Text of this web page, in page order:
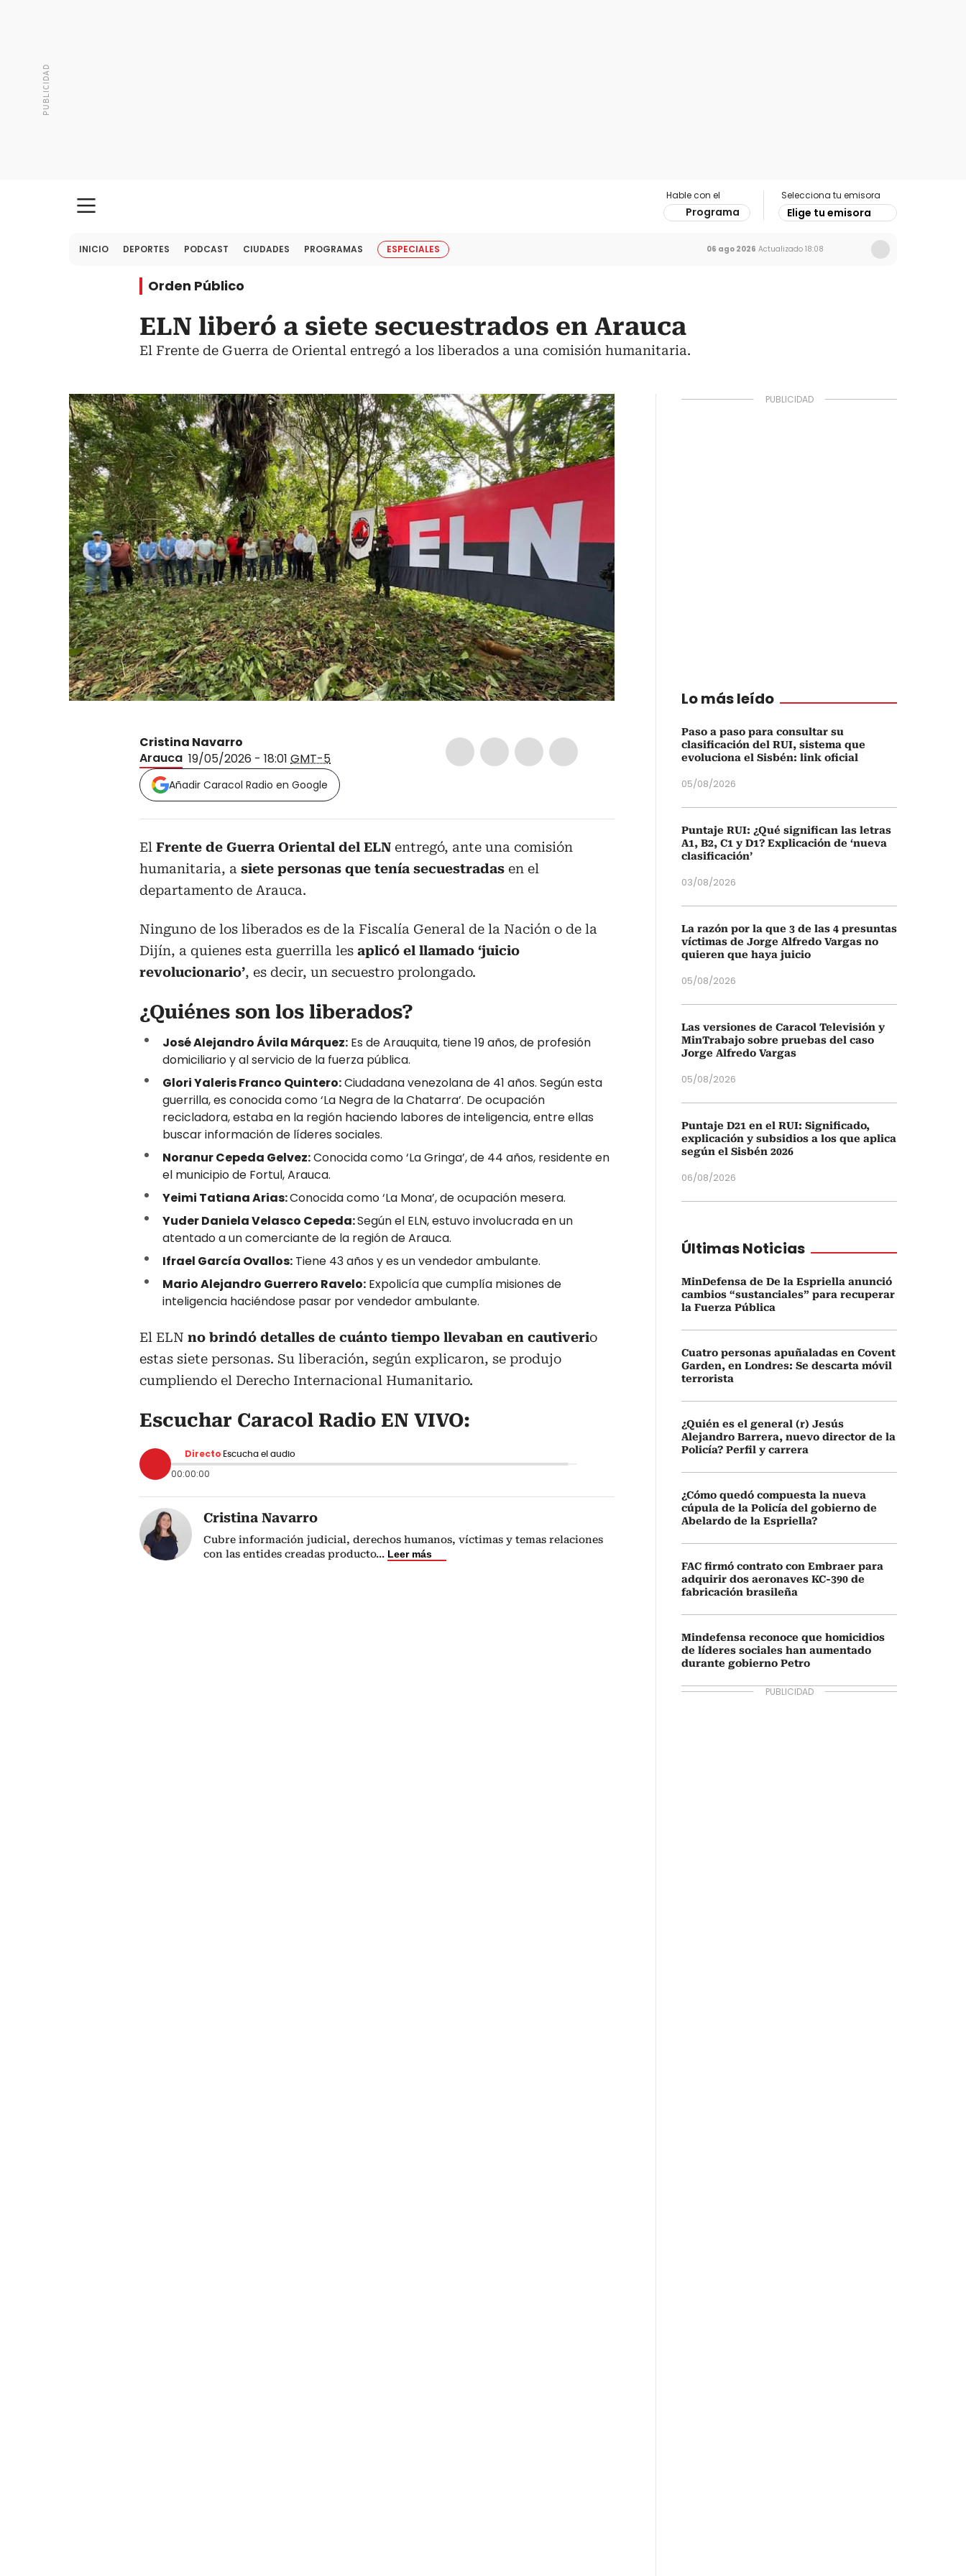
Hable con el
Programa
Selecciona tu emisora
Elige tu emisora
INICIO DEPORTES PODCAST CIUDADES PROGRAMAS ESPECIALES 06 ago 2026 Actualizado 18:08
Orden Público
ELN liberó a siete secuestrados en Arauca
El Frente de Guerra de Oriental entregó a los liberados a una comisión humanitaria.
Cristina Navarro
Arauca 19/05/2026 - 18:01 GMT-5
Añadir Caracol Radio en Google
El Frente de Guerra Oriental del ELN entregó, ante una comisión
humanitaria, a siete personas que tenía secuestradas en el
departamento de Arauca.
Ninguno de los liberados es de la Fiscalía General de la Nación o de la
Dijín, a quienes esta guerrilla les aplicó el llamado ‘juicio
revolucionario’, es decir, un secuestro prolongado.
¿Quiénes son los liberados?
José Alejandro Ávila Márquez: Es de Arauquita, tiene 19 años, de profesión
domiciliario y al servicio de la fuerza pública.
Glori Yaleris Franco Quintero:Ciudadana venezolana de 41 años. Según esta
guerrilla, es conocida como ‘La Negra de la Chatarra’. De ocupación
recicladora, estaba en la región haciendo labores de inteligencia, entre ellas
buscar información de líderes sociales.
Noranur Cepeda Gelvez:Conocida como ‘La Gringa’, de 44 años, residente en
el municipio de Fortul, Arauca.
Yeimi Tatiana Arias:Conocida como ‘La Mona’, de ocupación mesera.
Yuder Daniela Velasco Cepeda:Según el ELN, estuvo involucrada en un
atentado a un comerciante de la región de Arauca.
Ifrael García Ovallos: Tiene 43 años y es un vendedor ambulante.
Mario Alejandro Guerrero Ravelo: Expolicía que cumplía misiones de
inteligencia haciéndose pasar por vendedor ambulante.
El ELN no brindó detalles de cuánto tiempo llevaban en cautiverio
estas siete personas. Su liberación, según explicaron, se produjo
cumpliendo el Derecho Internacional Humanitario.
Escuchar Caracol Radio EN VIVO:
Directo Escucha el audio
00:00:00
Cristina Navarro
Cubre información judicial, derechos humanos, víctimas y temas relaciones
con las entides creadas producto... Leer más
Lo más leído
Paso a paso para consultar su
clasificación del RUI, sistema que
evoluciona el Sisbén: link oficial
05/08/2026
Puntaje RUI: ¿Qué significan las letras
A1, B2, C1 y D1? Explicación de ‘nueva
clasificación’
03/08/2026
La razón por la que 3 de las 4 presuntas
víctimas de Jorge Alfredo Vargas no
quieren que haya juicio
05/08/2026
Las versiones de Caracol Televisión y
MinTrabajo sobre pruebas del caso
Jorge Alfredo Vargas
05/08/2026
Puntaje D21 en el RUI: Significado,
explicación y subsidios a los que aplica
según el Sisbén 2026
06/08/2026
Últimas Noticias
MinDefensa de De la Espriella anunció
cambios “sustanciales” para recuperar
la Fuerza Pública
Cuatro personas apuñaladas en Covent
Garden, en Londres: Se descarta móvil
terrorista
¿Quién es el general (r) Jesús
Alejandro Barrera, nuevo director de la
Policía? Perfil y carrera
¿Cómo quedó compuesta la nueva
cúpula de la Policía del gobierno de
Abelardo de la Espriella?
FAC firmó contrato con Embraer para
adquirir dos aeronaves KC-390 de
fabricación brasileña
Mindefensa reconoce que homicidios
de líderes sociales han aumentado
durante gobierno Petro